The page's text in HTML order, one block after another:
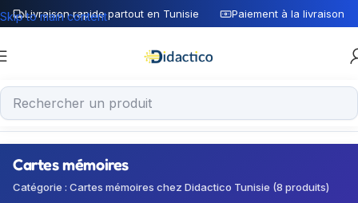
Livraison rapide partout en Tunisie Paiement à la livraison
Skip to main content
Cartes mémoires
Catégorie : Cartes mémoires chez Didactico Tunisie (8 produits)